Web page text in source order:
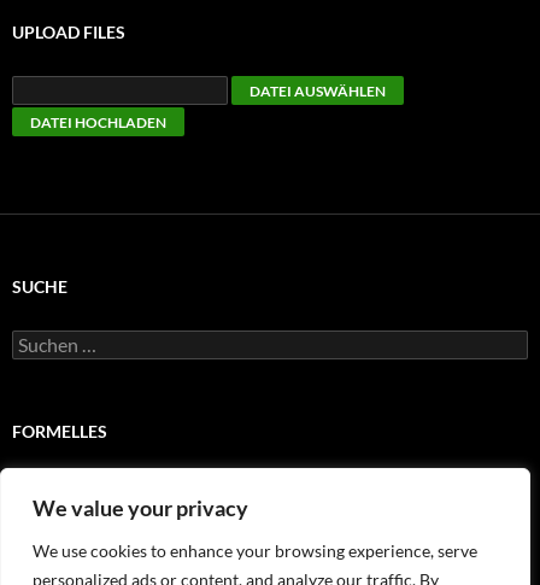
We value your privacy
We use cookies to enhance your browsing experience, serve
personalized ads or content, and analyze our traffic. By
UPLOAD FILES
SUCHE
Suchen
nach:
FORMELLES